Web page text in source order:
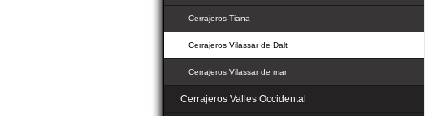
Cerrajeros Tiana
Cerrajeros Vilassar de Dalt
Cerrajeros Vilassar de mar
Cerrajeros Valles Occidental